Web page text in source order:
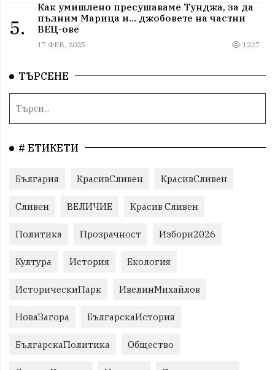
5.
Как умишлено пресушаваме Тунджа, за да
пълним Марица и… джобовете на частни
ВЕЦ-ове
17 ФЕВ, 2025 1227
ТЪРСЕНЕ
# ЕТИКЕТИ
България КрасивСливен КрасивСливен
Сливен ВЕЛИЧИЕ Красив Сливен
Политика Прозрачност Избори2026
Култура История Екология
ИсторическиПарк ИвелинМихайлов
НоваЗагора БългарскаИстория
БългарскаПолитика Общество